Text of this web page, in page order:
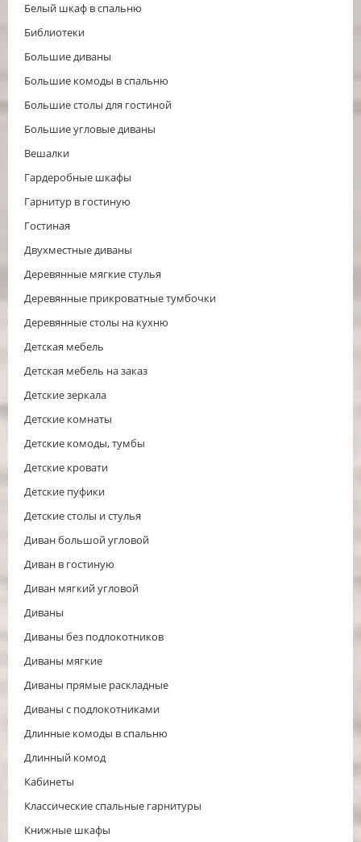
Белый шкаф в спальню
Библиотеки
Большие диваны
Большие комоды в спальню
Большие столы для гостиной
Большие угловые диваны
Вешалки
Гардеробные шкафы
Гарнитур в гостиную
Гостиная
Двухместные диваны
Деревянные мягкие стулья
Деревянные прикроватные тумбочки
Деревянные столы на кухню
Детская мебель
Детская мебель на заказ
Детские зеркала
Детские комнаты
Детские комоды, тумбы
Детские кровати
Детские пуфики
Детские столы и стулья
Диван большой угловой
Диван в гостиную
Диван мягкий угловой
Диваны
Диваны без подлокотников
Диваны мягкие
Диваны прямые раскладные
Диваны с подлокотниками
Длинные комоды в спальню
Длинный комод
Кабинеты
Классические спальные гарнитуры
Книжные шкафы